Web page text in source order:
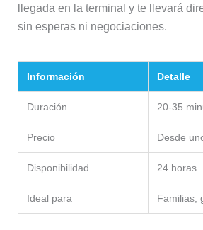
llegada en la terminal y te llevará
sin esperas ni negociaciones.
Información Detalle
Duración 20-35
Precio Desde
Disponibilidad 24 horas
Ideal para Familias,